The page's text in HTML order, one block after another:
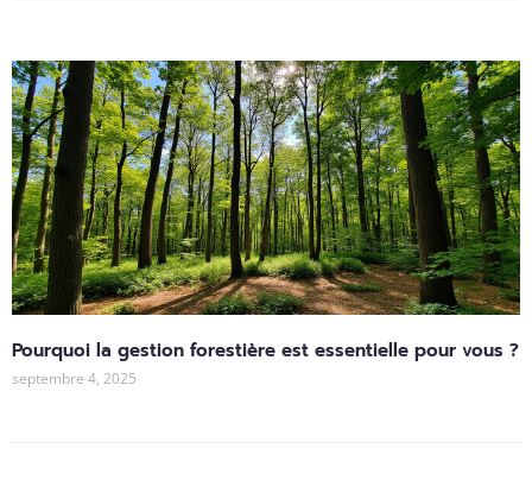
Pourquoi la gestion forestière est essentielle pour vous ?
septembre 4, 2025